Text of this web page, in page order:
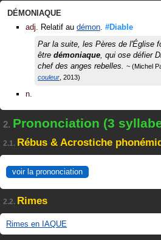
DÉMONIAQUE
adj. Relatif au démon. #Diable
Par la suite, les Pères de l'Église
être démoniaque, qui ose défier
chef des anges rebelles.
Michel
couleur 2013
n.
2. Prononciation (3
2.1. Rébus & Acrostiche
voir la prononciation
2.2. Rimes
Rimes en IAQUE